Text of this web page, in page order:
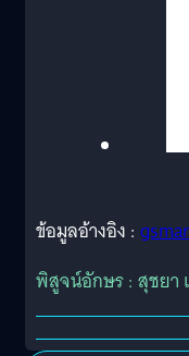
ข้อมูลอ้างอิง :
พิสูจน์อักษร : สุชยา